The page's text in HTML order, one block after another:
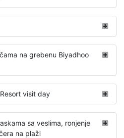
na grebenu Biyadhoo
visit day
sa veslima, ronjenje
na plaži